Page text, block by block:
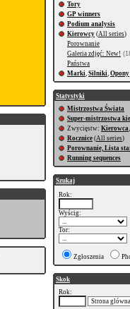
Tory
GP winners
Podium analysis
Kierowcy (All series)
Porownanie
Galeria zdjęć: New!
Państwa
Marki, Silniki, Opony
Statystyki
Mistrzostwa Świata
Super-mistrzostwa
Zwycięstw: Kierowca
Rocznice (All series)
Porownanie, Lista
Running sequences
Szukaj
Rok:
Wyścig:
Tor:
Zgłoszenia
Skok
Rok: